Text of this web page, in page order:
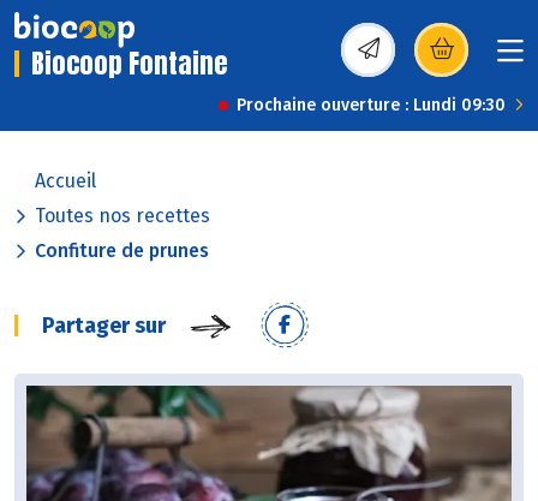
Biocoop Fontaine (s’ouvre dans une
Prochaine ouverture : Lundi 09:30
Accueil
Toutes nos recettes
Confiture de prunes
Partager sur